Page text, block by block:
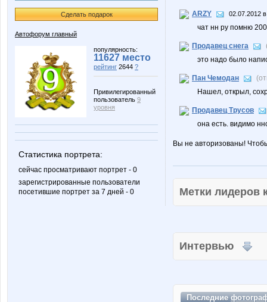
Сделать подарок
Автофорум главный
популярность:
11627 место
рейтинг 2644 ?
Привилегированный
пользователь 9
уровня
Статистика портрета:
сейчас просматривают портрет - 0
зарегистрированные пользователи
посетившие портрет за 7 дней - 0
ARZY 02.07.2012
чат нн ру помню
Продавец снега
это надо было
Пан Чемодан
Нашел, открыл,
Продавец Трусов
она есть. видимо
Вы не авторизованы!
Метки
Интервью
Последние